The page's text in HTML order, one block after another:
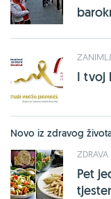
I tvoj
Novo iz zdravog
ZDRAVA
Pet